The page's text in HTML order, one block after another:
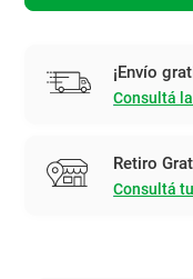
¡Envío
Consultá
Retiro
Consultá